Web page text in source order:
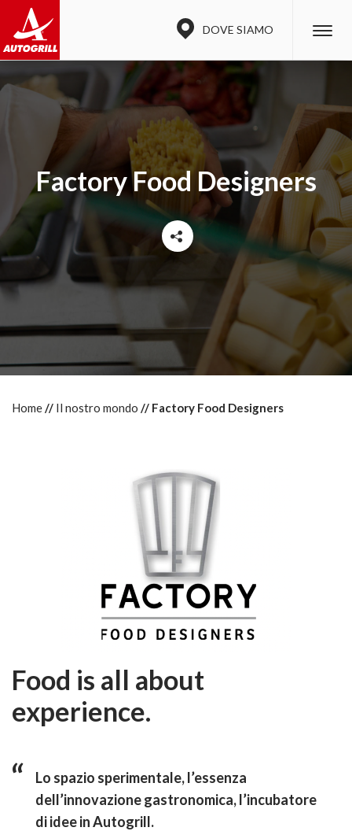
DOVE SIAMO
Factory Food Designers
Home Il nostro mondo Factory Food Designers
Food is all about
experience.
Lo spazio sperimentale, l’essenza
dell’innovazione gastronomica, l’incubatore
di idee in Autogrill.